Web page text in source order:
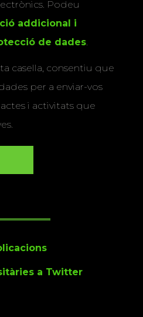
Podeu
addicional i
de dades.
casella, consentiu que
per a enviar-vos
i activitats que
a Twitter